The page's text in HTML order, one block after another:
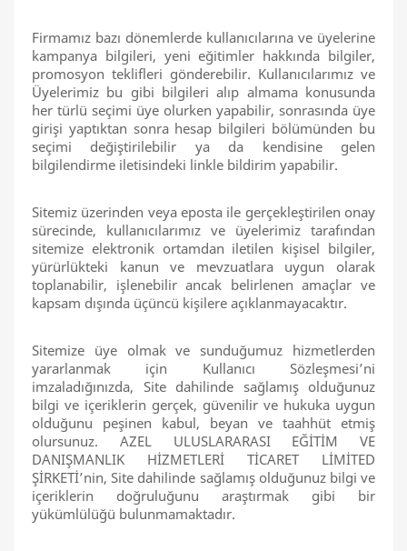
Firmamız bazı dönemlerde kullanıcılarına ve üyelerine
kampanya bilgileri, yeni eğitimler hakkında bilgiler,
promosyon teklifleri gönderebilir. Kullanıcılarımız ve
Üyelerimiz bu gibi bilgileri alıp almama konusunda
her türlü seçimi üye olurken yapabilir, sonrasında üye
girişi yaptıktan sonra hesap bilgileri bölümünden bu
seçimi değiştirilebilir ya da kendisine gelen
bilgilendirme iletisindeki linkle bildirim yapabilir.
Sitemiz üzerinden veya eposta ile gerçekleştirilen onay
sürecinde, kullanıcılarımız ve üyelerimiz tarafından
sitemize elektronik ortamdan iletilen kişisel bilgiler,
yürürlükteki kanun ve mevzuatlara uygun olarak
toplanabilir, işlenebilir ancak belirlenen amaçlar ve
kapsam dışında üçüncü kişilere açıklanmayacaktır.
Sitemize üye olmak ve sunduğumuz hizmetlerden
yararlanmak için Kullanıcı Sözleşmesi’ni
imzaladığınızda, Site dahilinde sağlamış olduğunuz
bilgi ve içeriklerin gerçek, güvenilir ve hukuka uygun
olduğunu peşinen kabul, beyan ve taahhüt etmiş
olursunuz. AZEL ULUSLARARASI EĞİTİM VE
DANIŞMANLIK HİZMETLERİ TİCARET LİMİTED
ŞİRKETİ’nin, Site dahilinde sağlamış olduğunuz bilgi ve
içeriklerin doğruluğunu araştırmak gibi bir
yükümlülüğü bulunmamaktadır.